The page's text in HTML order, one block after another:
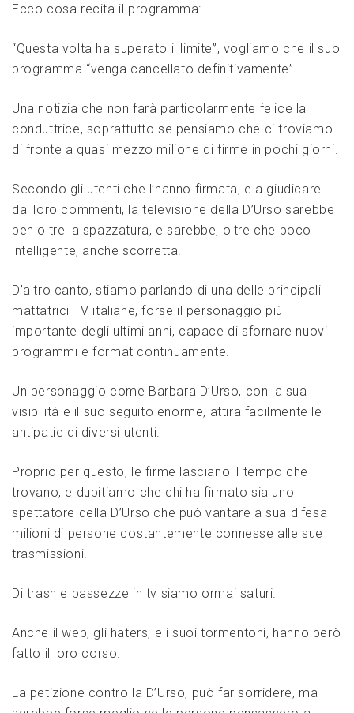
Ecco cosa recita il programma:
“Questa volta ha superato il limite”, vogliamo che il suo
programma “venga cancellato definitivamente”.
Una notizia che non farà particolarmente felice la
conduttrice, soprattutto se pensiamo che ci troviamo
di fronte a quasi mezzo milione di firme in pochi giorni.
Secondo gli utenti che l’hanno firmata, e a giudicare
dai loro commenti, la televisione della D’Urso sarebbe
ben oltre la spazzatura, e sarebbe, oltre che poco
intelligente, anche scorretta.
D’altro canto, stiamo parlando di una delle principali
mattatrici TV italiane, forse il personaggio più
importante degli ultimi anni, capace di sfornare nuovi
programmi e format continuamente.
Un personaggio come Barbara D’Urso, con la sua
visibilità e il suo seguito enorme, attira facilmente le
antipatie di diversi utenti.
Proprio per questo, le firme lasciano il tempo che
trovano, e dubitiamo che chi ha firmato sia uno
spettatore della D’Urso che può vantare a sua difesa
milioni di persone costantemente connesse alle sue
trasmissioni.
Di trash e bassezze in tv siamo ormai saturi.
Anche il web, gli haters, e i suoi tormentoni, hanno però
fatto il loro corso.
La petizione contro la D’Urso, può far sorridere, ma